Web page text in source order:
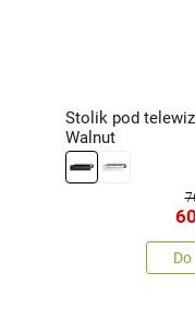
Stolik pod
Walnut